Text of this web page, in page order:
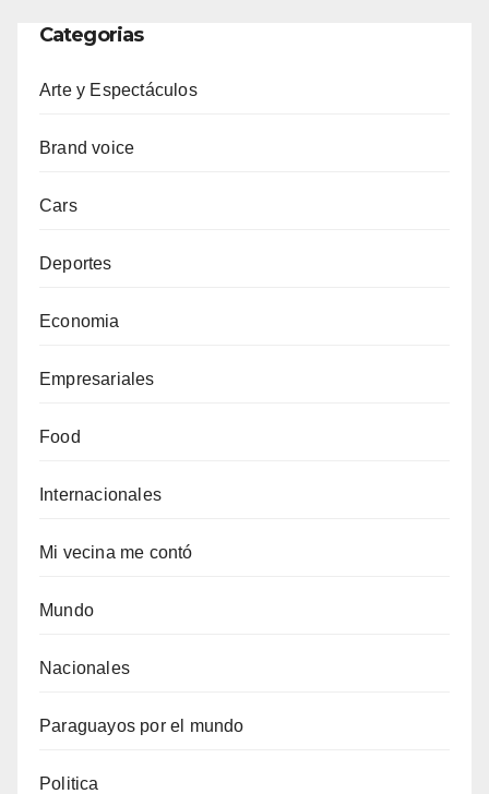
Categorias
Arte y Espectáculos
Brand voice
Cars
Deportes
Economia
Empresariales
Food
Internacionales
Mi vecina me contó
Mundo
Nacionales
Paraguayos por el mundo
Politica